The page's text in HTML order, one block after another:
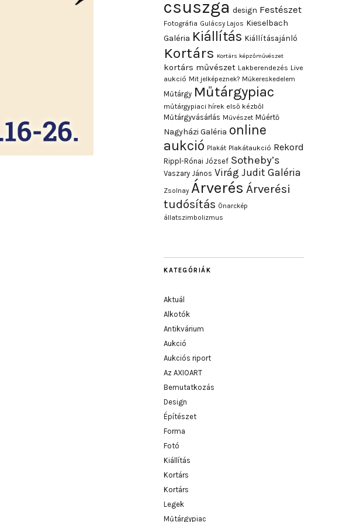
csuszga design Festészet
Fotográfia Gulácsy Lajos Kieselbach
Galéria Kiállítás Kiállításajánló
Kortárs Kortárs képzőművészet
kortárs művészet Lakberendezés Live
aukció Mit jelképeznek? Műkereskedelem
Műtárgy Műtárgypiac
műtárgypiaci hírek első kézből
Műtárgyvásárlás Művészet Műértő
Nagyházi Galéria online
aukció Plakát Plakátaukció Rekord
Rippl-Rónai József Sotheby’s
Vaszary János Virág Judit Galéria
Zsolnay Árverés Árverési
tudósítás Önarckép
állatszimbolizmus
KATEGÓRIÁK
Aktuál
Alkotók
Antikvárium
Aukció
Aukciós riport
Az AXIOART
Bemutatkozás
Design
Építészet
Forma
Fotó
Kiállítás
Kortárs
Kortárs
Legek
Műtárgypiac